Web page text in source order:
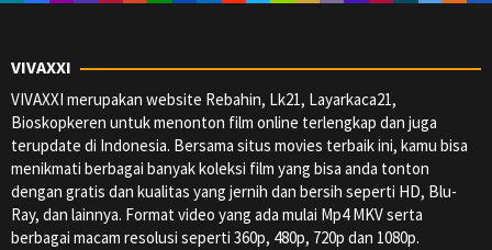
VIVAXXI
VIVAXXI merupakan website Rebahin, Lk21, Layarkaca21,
Bioskopkeren untuk menonton film online terlengkap dan juga
terupdate di Indonesia. Bersama situs movies terbaik ini, kamu bisa
menikmati berbagai banyak koleksi film yang bisa anda tonton
dengan gratis dan kualitas yang jernih dan bersih seperti HD, Blu-
Ray, dan lainnya. Format video yang ada mulai Mp4 MKV serta
berbagai macam resolusi seperti 360p, 480p, 720p dan 1080p.